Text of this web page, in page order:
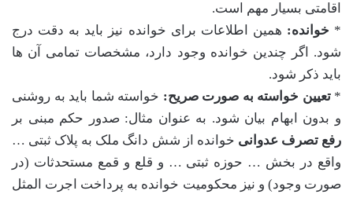
اقامتی بسیار مهم است.
* خوانده: همین اطلاعات برای خوانده نیز باید به دقت درج
شود. اگر چندین خوانده وجود دارد، مشخصات تمامی آن ها
باید ذکر شود.
*تعیین خواسته به صورت صریح: خواسته شما باید به روشنی
و بدون ابهام بیان شود. به عنوان مثال: صدور حکم مبنی بر
رفع تصرف عدوانی خوانده از شش دانگ ملک به پلاک ثبتی …
واقع در بخش … حوزه ثبتی … و قلع و قمع مستحدثات (در
صورت وجود) و نیز محکومیت خوانده به پرداخت اجرت المثل